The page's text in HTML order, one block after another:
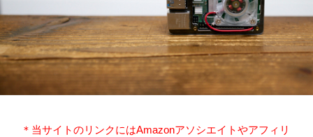
＊当サイトのリンクにはAmazonアソシエイトやアフィリ